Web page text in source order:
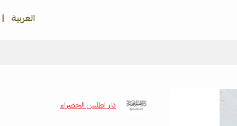
العربية |
دار اطلس الخضراء